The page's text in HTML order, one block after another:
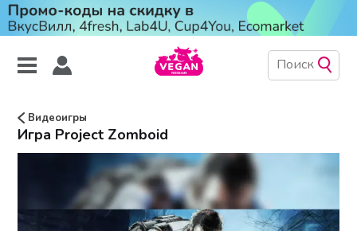
Видеоигры
Игра Project Zomboid